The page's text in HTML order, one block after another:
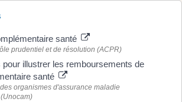
santé
prudentiel et de résolution (ACPR)
pour illustrer les remboursements de
santé
organismes d'assurance maladie